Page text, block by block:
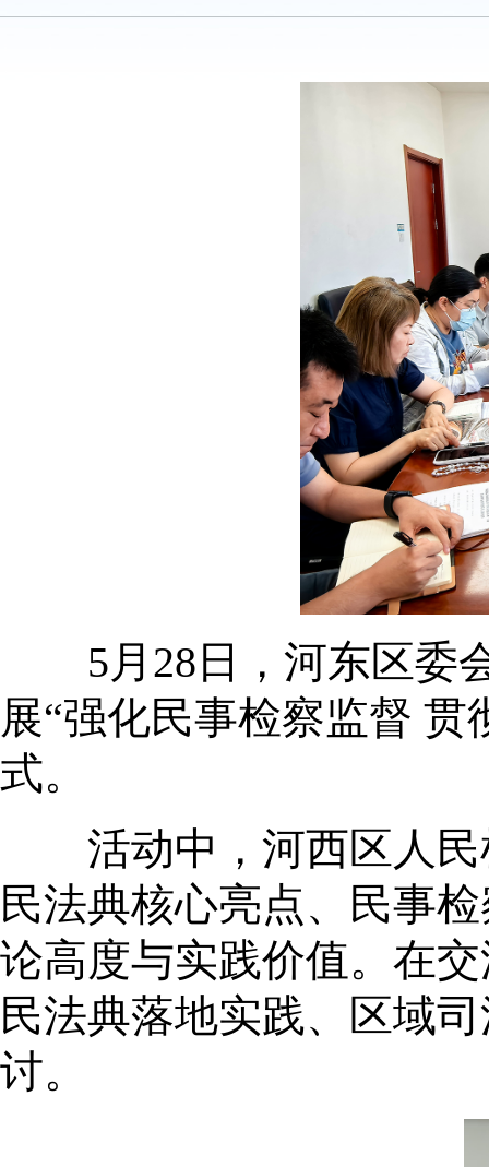
5月28日，河东区委会
展“强化民事检察监督
式。
活动中，河西区人民
民法典核心亮点、民事
论高度与实践价值。在
民法典落地实践、区域
讨。